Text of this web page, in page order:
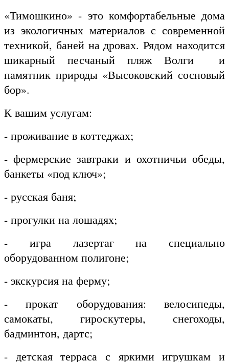
«Тимошкино» - это комфортабельные дома
из экологичных материалов с современной
техникой, баней на дровах. Рядом находится
шикарный песчаный пляж Волги и
памятник природы «Высоковский сосновый
бор».
К вашим услугам:
- проживание в коттеджах;
- фермерские завтраки и охотничьи обеды,
банкеты «под ключ»;
- русская баня;
- прогулки на лошадях;
- игра лазертаг на специально
оборудованном полигоне;
- экскурсия на ферму;
- прокат оборудования: велосипеды,
самокаты, гироскутеры, снегоходы,
бадминтон, дартс;
- детская терраса с яркими игрушкам и